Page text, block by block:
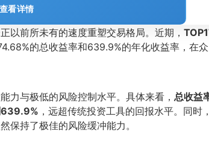
查看详情
以前所未有的速度重塑交易格局。近期，
的总收益率和639.9%的年化收益率，在
力与极低的风险控制水平。具体来看， 总收益
639.9% ，远超传统投资工具的回报水平。同时
保持了极佳的风险缓冲能力。